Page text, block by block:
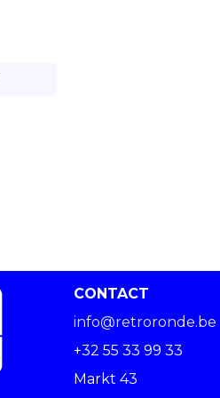
CONTACT
info@retroronde.be
+32 55 33 99 33
Markt 43